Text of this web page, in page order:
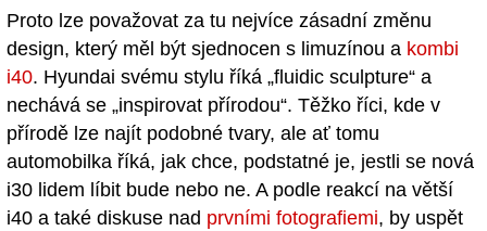
Proto lze považovat za tu nejvíce zásadní změnu
design, který měl být sjednocen s limuzínou a kombi
i40. Hyundai svému stylu říká „fluidic sculpture“ a
nechává se „inspirovat přírodou“. Těžko říci, kde v
přírodě lze najít podobné tvary, ale ať tomu
automobilka říká, jak chce, podstatné je, jestli se nová
i30 lidem líbit bude nebo ne. A podle reakcí na větší
i40 a také diskuse nad prvními fotografiemi, by uspět